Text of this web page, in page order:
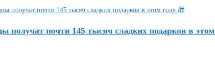
почти 145 тысяч сладких подарков в этом